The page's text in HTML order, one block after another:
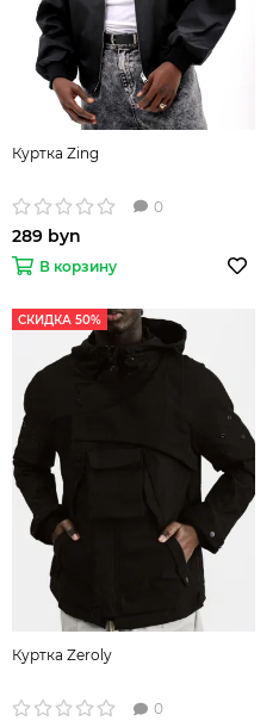
Куртка Zing
0
289 byn
В корзину
СКИДКА 50%
Куртка Zeroly
0